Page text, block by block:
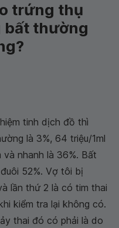
trứng thụ
thường
tinh dịch đồ thì
là 3%, 64 triệu/1ml
nhanh là 36%. Bất
52%. Vợ tôi bị
lần thứ 2 là có tim thai
kiểm tra lại không có.
thai đó có phải là do